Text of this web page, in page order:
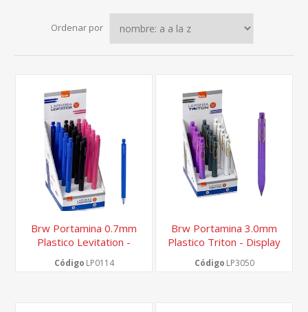
Ordenar por
Brw Portamina 0.7mm
Plastico Levitation -
Display 12 Un
Código LP0114
Brw Portamina 3.0mm
Plastico Triton - Display
12 Un
Código LP3050